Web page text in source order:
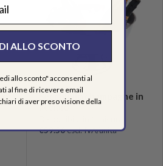
Secchiello champagne in
acciaio
€59.56escl. IVA/unità
ALLO SCONTO
allo sconto" acconsenti al
al fine di ricevere email
di aver preso visione della